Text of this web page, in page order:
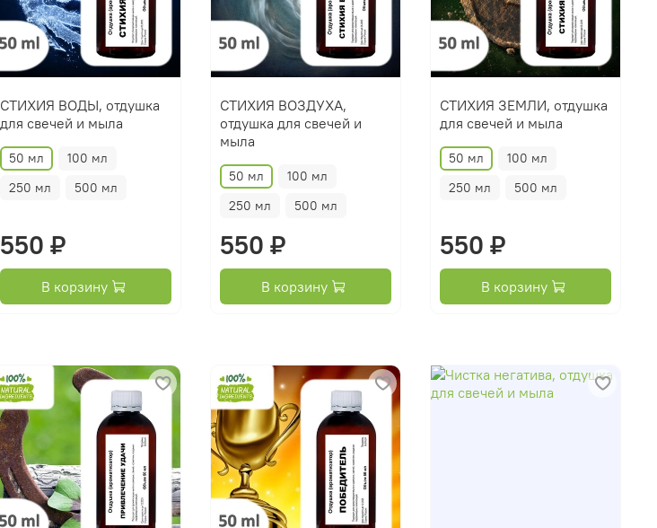
СТИХИЯ ВОДЫ, отдушка
для свечей и мыла
50 мл
100 мл
250 мл
500 мл
550 ₽
В корзину
СТИХИЯ ВОЗДУХА,
отдушка для свечей и
мыла
50 мл
100 мл
250 мл
500 мл
550 ₽
В корзину
СТИХИЯ ЗЕМЛИ, отдушка
для свечей и мыла
50 мл
100 мл
250 мл
500 мл
550 ₽
В корзину